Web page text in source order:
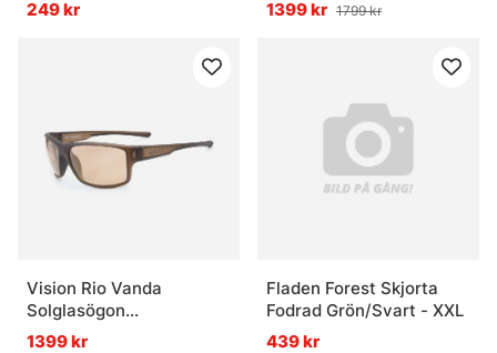
249 kr
1399 kr 1799 kr
Vision Rio Vanda
Solglasögon
Photocarbon Brown
1399 kr
Fladen Forest Skjorta
Fodrad Grön/Svart - XXL
439 kr